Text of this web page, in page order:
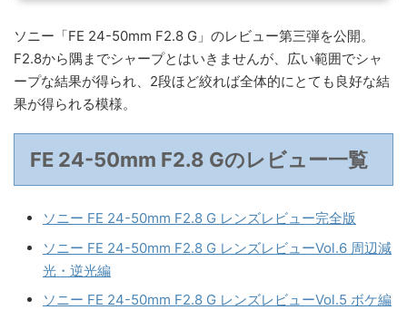
ソニー「FE 24-50mm F2.8 G」のレビュー第三弾を公開。
F2.8から隅までシャープとはいきませんが、広い範囲でシャ
ープな結果が得られ、2段ほど絞れば全体的にとても良好な結
果が得られる模様。
FE 24-50mm F2.8 Gのレビュー一覧
ソニー FE 24-50mm F2.8 G レンズレビュー完全版
ソニー FE 24-50mm F2.8 G レンズレビューVol.6 周辺減
光・逆光編
ソニー FE 24-50mm F2.8 G レンズレビューVol.5 ボケ編